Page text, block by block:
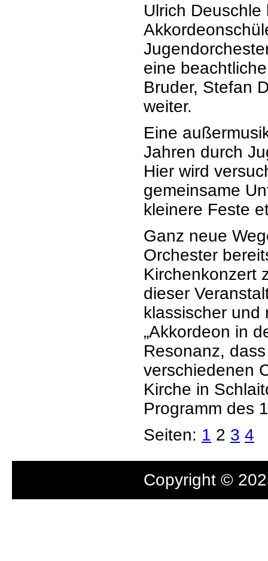
Ulrich
eine
Bruder, Stefan
weiter.
Eine
Jahren durch
Hier wird
gemeinsame
kleinere Feste
Ganz neue
Orchester
Kirchenkonzert
dieser
klassischer und
„Akkordeon in
Resonanz,
verschiedenen
Kirche in
Programm des
Seiten: 1 2 3 4
Copyright ©